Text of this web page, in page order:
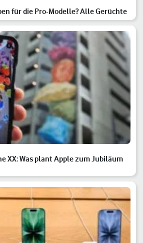
für die Pro-Modelle? Alle Gerüchte
XX: Was plant Apple zum Jubiläum